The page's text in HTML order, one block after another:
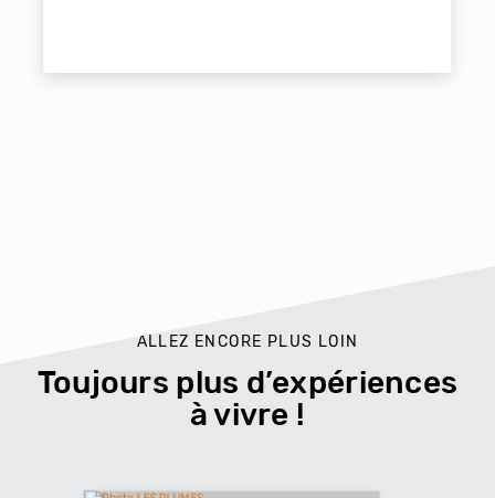
ALLEZ ENCORE PLUS LOIN
Toujours plus d’expériences
à vivre !